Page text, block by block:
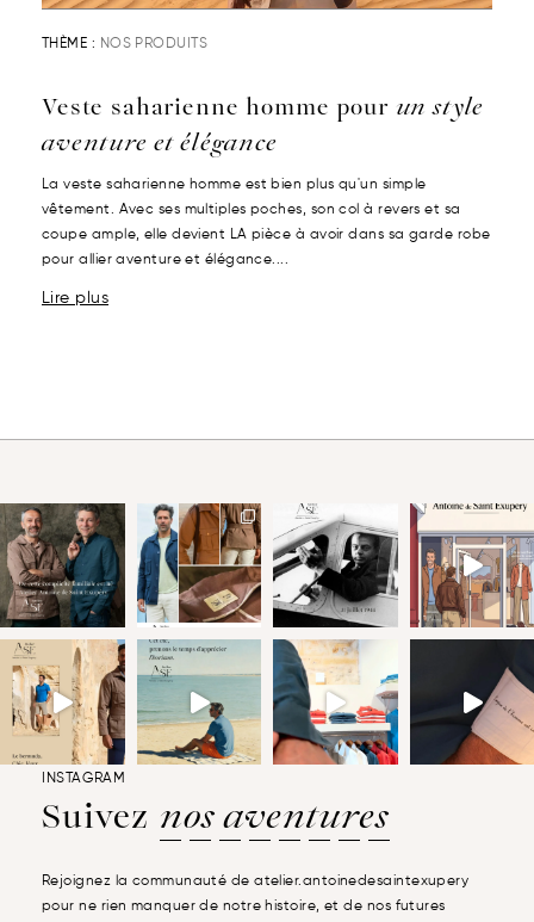
THÈME : NOS PRODUITS
Veste saharienne homme pour un style
aventure et élégance
La veste saharienne homme est bien plus qu'un simple
vêtement. Avec ses multiples poches, son col à revers et sa
coupe ample, elle devient LA pièce à avoir dans sa garde robe
pour allier aventure et élégance....
Lire plus
INSTAGRAM
Suivez nos aventures
Rejoignez la communauté de atelier.antoinedesaintexupery
pour ne rien manquer de notre histoire, et de nos futures